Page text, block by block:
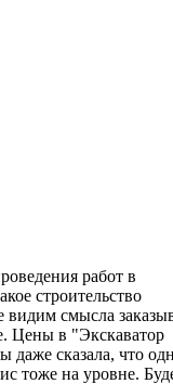
работ в
строительство
видим смысла
Цены в "Экскаватор
сказала, что
тоже на уровне.